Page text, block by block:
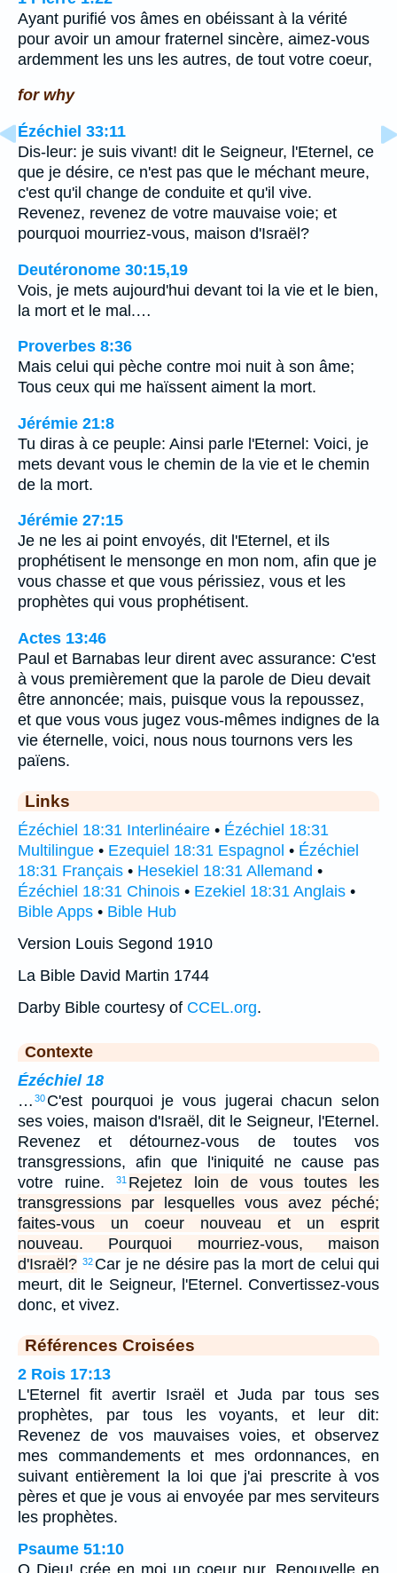
Ayant purifié vos âmes en obéissant à la vérité
pour avoir un amour fraternel sincère, aimez-vous
ardemment les uns les autres, de tout votre coeur,
for why
Ézéchiel 33:11
Dis-leur: je suis vivant! dit le Seigneur, l'Eternel, ce
que je désire, ce n'est pas que le méchant meure,
c'est qu'il change de conduite et qu'il vive.
Revenez, revenez de votre mauvaise voie; et
pourquoi mourriez-vous, maison d'Israël?
Deutéronome 30:15,19
Vois, je mets aujourd'hui devant toi la vie et le bien,
la mort et le mal.…
Proverbes 8:36
Mais celui qui pèche contre moi nuit à son âme;
Tous ceux qui me haïssent aiment la mort.
Jérémie 21:8
Tu diras à ce peuple: Ainsi parle l'Eternel: Voici, je
mets devant vous le chemin de la vie et le chemin
de la mort.
Jérémie 27:15
Je ne les ai point envoyés, dit l'Eternel, et ils
prophétisent le mensonge en mon nom, afin que je
vous chasse et que vous périssiez, vous et les
prophètes qui vous prophétisent.
Actes 13:46
Paul et Barnabas leur dirent avec assurance: C'est
à vous premièrement que la parole de Dieu devait
être annoncée; mais, puisque vous la repoussez,
et que vous vous jugez vous-mêmes indignes de la
vie éternelle, voici, nous nous tournons vers les
païens.
Links
Ézéchiel 18:31 Interlinéaire • Ézéchiel 18:31
Multilingue • Ezequiel 18:31 Espagnol • Ézéchiel
18:31 Français • Hesekiel 18:31 Allemand •
Ézéchiel 18:31 Chinois • Ezekiel 18:31 Anglais •
Bible Apps • Bible Hub
Version Louis Segond 1910
La Bible David Martin 1744
Darby Bible courtesy of CCEL.org.
Contexte
Ézéchiel 18
… 30 C'est pourquoi je vous jugerai chacun selon
ses voies, maison d'Israël, dit le Seigneur, l'Eternel.
Revenez et détournez-vous de toutes vos
transgressions, afin que l'iniquité ne cause pas
votre ruine.
31 Rejetez loin de vous toutes les
transgressions par lesquelles vous avez péché;
faites-vous un coeur nouveau et un esprit
nouveau. Pourquoi mourriez-vous, maison
d'Israël? 32 Car je ne désire pas la mort de celui qui
meurt, dit le Seigneur, l'Eternel. Convertissez-vous
donc, et vivez.
Références Croisées
2 Rois 17:13
L'Eternel fit avertir Israël et Juda par tous ses
prophètes, par tous les voyants, et leur dit:
Revenez de vos mauvaises voies, et observez
mes commandements et mes ordonnances, en
suivant entièrement la loi que j'ai prescrite à vos
pères et que je vous ai envoyée par mes serviteurs
les prophètes.
Psaume 51:10
O Dieu! crée en moi un coeur pur, Renouvelle en